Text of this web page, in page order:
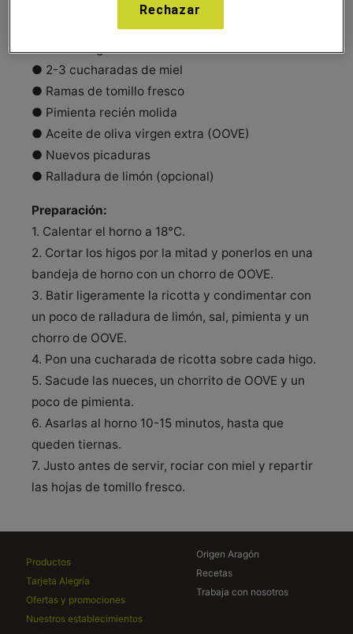
● 12 higos maduros
● 100-150 g de ricotta fresca
● 2-3 cucharadas de miel
● Ramas de tomillo fresco
● Pimienta recién molida
● Aceite de oliva virgen extra (OOVE)
● Nuevos picaduras
● Ralladura de limón (opcional)
Preparación:
1. Calentar el horno a 18°C.
2. Cortar los higos por la mitad y ponerlos en una
bandeja de horno con un chorro de OOVE.
3. Batir ligeramente la ricotta y condimentar con
un poco de ralladura de limón, sal, pimienta y un
chorro de OOVE.
4. Pon una cucharada de ricotta sobre cada higo.
5. Sacude las nueces, un chorrito de OOVE y un
poco de pimienta.
6. Asarlas al horno 10-15 minutos, hasta que
queden tiernas.
7. Justo antes de servir, rociar con miel y repartir
las hojas de tomillo fresco.
Productos
Tarjeta Alegría
Ofertas y promociones
Nuestros establecimientos
Origen Aragón
Recetas
Trabaja con nosotros
Rechazar